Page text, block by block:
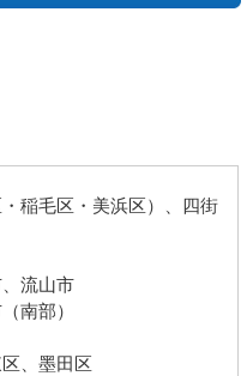
稲毛区・美浜区）、四街
流山市
南部）
、墨田区